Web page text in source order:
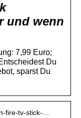
und wenn
7,99 Euro;
Du
sparst Du
fire-tv-stick-…